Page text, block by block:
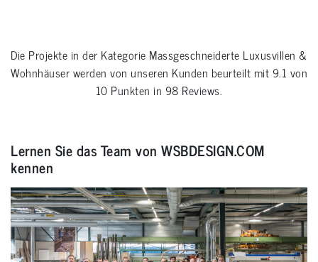
Die Projekte in der Kategorie Massgeschneiderte Luxusvillen &
Wohnhäuserwerden von unseren Kunden beurteilt mit9.1 von
10 Punkten in 98 Reviews.
Lernen Sie das Team von WSBDESIGN.COM
kennen